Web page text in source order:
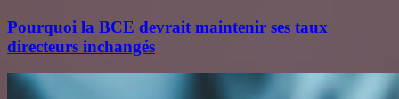
Pourquoi la BCE devrait maintenir ses taux
directeurs inchangés